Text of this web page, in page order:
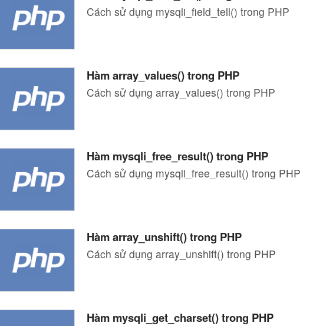
Cách sử dụng mysqli_field_tell() trong PHP
Hàm array_values() trong PHP
Cách sử dụng array_values() trong PHP
Hàm mysqli_free_result() trong PHP
Cách sử dụng mysqli_free_result() trong PHP
Hàm array_unshift() trong PHP
Cách sử dụng array_unshift() trong PHP
Hàm mysqli_get_charset() trong PHP